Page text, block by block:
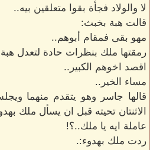
لا والولاد فجأة بقوا متعلقين بيه..
قالت هبة بخبث:
مهو بقى فمقام أبوهم..
رمقتها ملك بنظرات حادة لتعدل هبة
اقصد اخوهم الكبير..
مساء الخير..
قالها جاسر وهو يتقدم منهما
الاثنتان تحيته قبل ان يسأل ملك
عاملة ايه يا ملك..؟!
ردت ملك بهدوء:.